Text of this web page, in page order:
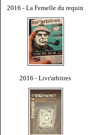
2016 - La Femelle du requin
2016 - Livr'arbitres